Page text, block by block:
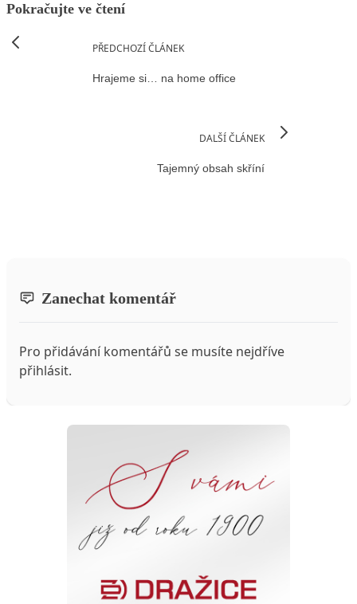
Pokračujte ve čtení
PŘEDCHOZÍ ČLÁNEK
Hrajeme si… na home office
DALŠÍ ČLÁNEK
Tajemný obsah skříní
Zanechat komentář
Pro přidávání komentářů se musíte nejdříve
přihlásit.